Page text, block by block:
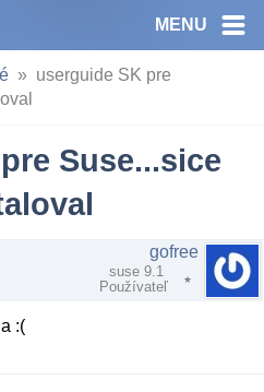
MENU
userguide SK pre
Suse...sice
gofree
suse 9.1
Používateľ
:(